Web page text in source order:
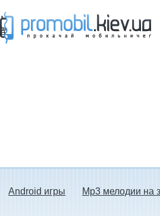
Android игры Mp3 мелодии на